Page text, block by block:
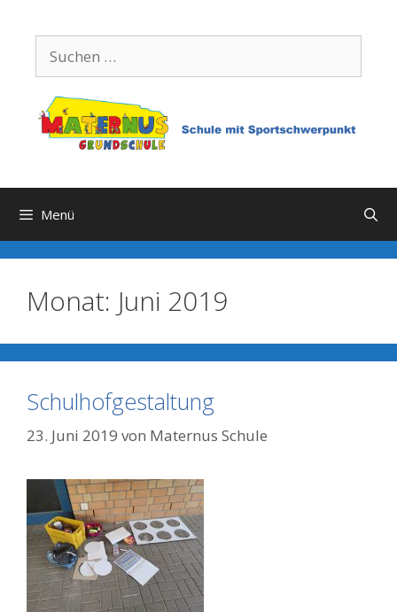
Inhalt
springen
nach:
Menü
Monat: Juni 2019
Schulhofgestaltung
23. Juni 2019 von Maternus Schule